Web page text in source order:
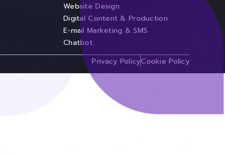
Website Design
Digital Content & Production
E-mail Marketing & SMS
Chatbot
Privacy PolicyCookie Policy